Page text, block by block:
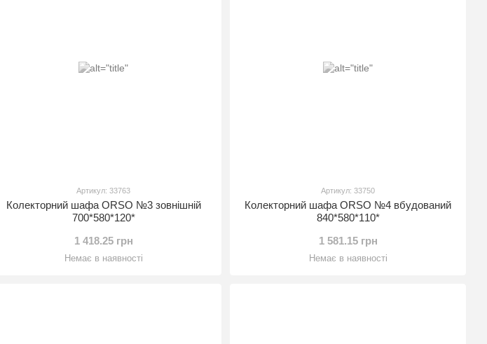
Артикул: 33763
Колекторний шафа ORSO №3 зовнішній
700*580*120*
1 418.25 грн
Немає в наявності
Артикул: 33750
Колекторний шафа ORSO №4 вбудований
840*580*110*
1 581.15 грн
Немає в наявності